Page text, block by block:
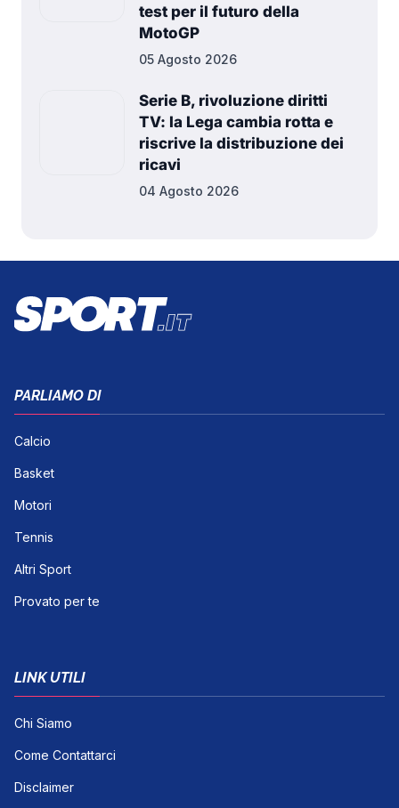
test per il futuro della
MotoGP
05 Agosto 2026
Serie B, rivoluzione diritti
TV: la Lega cambia rotta e
riscrive la distribuzione dei
ricavi
04 Agosto 2026
PARLIAMO DI
Calcio
Basket
Motori
Tennis
Altri Sport
Provato per te
LINK UTILI
Chi Siamo
Come Contattarci
Disclaimer